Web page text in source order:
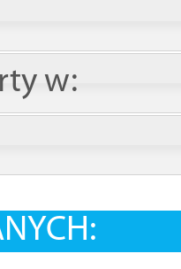
w: